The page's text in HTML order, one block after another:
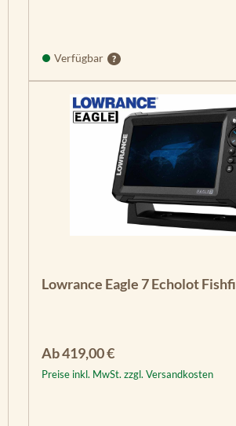
Verfügbar
Lowrance Eagle 7 Echolot
Regulärer Preis:
Ab419,00 €
Preise inkl. MwSt. zzgl. Versandkosten